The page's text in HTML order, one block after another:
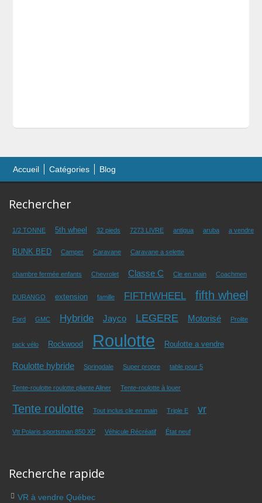
Accueil Catégories Blog
Rechercher
1/2 TONNE 5th wheel 32 pieds 7273 LIVRE antigua aruba a vendre
BUNK BED Camper Caravane Caravane a selette
chambre fermée enfants Chevrolet Classe C Cle en main Coachmen
DURANGO extension famille FIFTHWHEEL fifth wheel
Ford GMC Hybride Jayco LEGERE Motorisé Prolite
rack vélo Rockwood Roulotte Roulotte a vendre
Roulotte hybride Springdale Super propre table pour 5
Tente-roulotte roulotte pliante Aliner Tente-roulotte à louer
Tente roulotte Tout inclus cle en main Triple E vr
Vtt Polaris sportsman 850 XP Véhicule Récréatif État neuf
Recherche rapide
VR à vendre Québec